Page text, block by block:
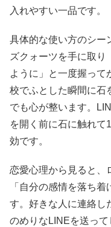
入れやすい一品です。
具体的な使い方のシー
ズクォーツを手に取り
ように」と一度握って
校でふとした瞬間に石
でも心が整います。
を開く前に石に触れて
効です。
恋愛心理から見ると、
「自分の感情を落ち
す。好きな人に連絡し
のめりなLINEを送っ